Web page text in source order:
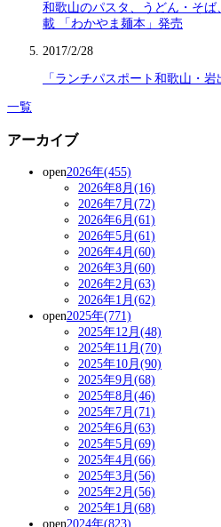
和歌山のパスタ、うどん・そ
載 「わかやま麺本」発売
2017/2/28
「ランチパスポート和歌山・
一覧
アーカイブ
open2026年(455)
2026年8月(16)
2026年7月(72)
2026年6月(61)
2026年5月(61)
2026年4月(60)
2026年3月(60)
2026年2月(63)
2026年1月(62)
open2025年(771)
2025年12月(48)
2025年11月(70)
2025年10月(90)
2025年9月(68)
2025年8月(46)
2025年7月(71)
2025年6月(63)
2025年5月(69)
2025年4月(66)
2025年3月(56)
2025年2月(56)
2025年1月(68)
open2024年(823)